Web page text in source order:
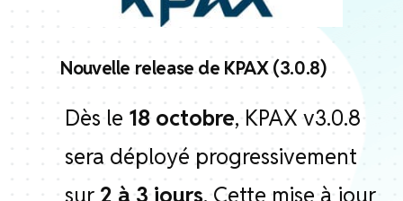
Nouvelle release de KPAX (3.0.8)
Dès le 18 octobre, KPAX v3.0.8
sera déployé progressivement